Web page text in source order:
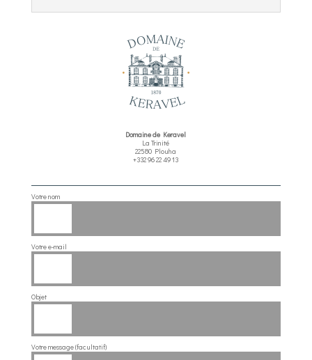
Domaine de Keravel
La Trinité
22580 Plouha
+332 96 22 49 13
Votre nom
Votre e-mail
Objet
Votre message (facultatif)